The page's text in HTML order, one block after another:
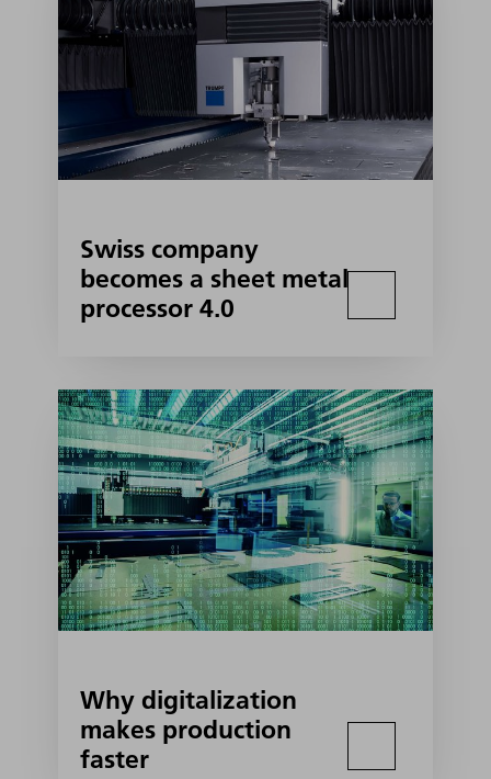
Swiss company
becomes a sheet metal
processor 4.0
Why digitalization
makes production
faster